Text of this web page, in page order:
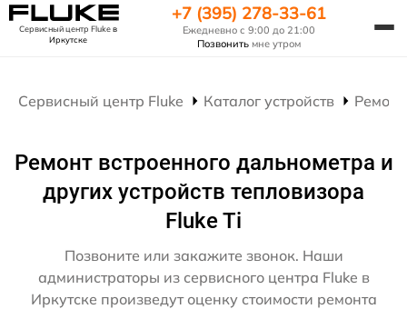
Сервисный центр Flukeв
Иркутске
+7 (395) 278-33-61
Ежедневно с 9:00 до 21:00
Позвонить мне утром
Сервисный центр Fluke Каталог устройств
Ремонт встроенного дальнометра и
других устройств тепловизора
Fluke Ti
Позвоните или закажите звонок. Наши
администраторы из сервисного центра Fluke в
Иркутске произведут оценку стоимости ремонта